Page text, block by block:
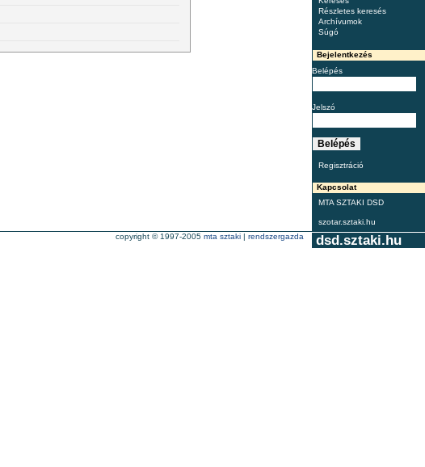
Részletes keresés
Archívumok
Súgó
Bejelentkezés
Belépés
Jelszó
Regisztráció
Kapcsolat
MTA SZTAKI DSD
szotar.sztaki.hu
dsd.sztaki.hu
copyright © 1997-2005 mta sztaki | rendszergazda